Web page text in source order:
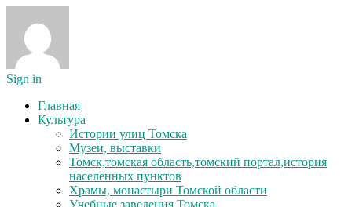
Sign in
Главная
Культура
Истории улиц Томска
Музеи, выставки
Томск,томская область,томский портал,история
населенных пунктов
Храмы, монастыри Томской области
Учебные заведения Томска